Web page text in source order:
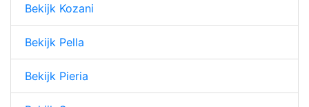
Bekijk Kozani
Bekijk Pella
Bekijk Pieria